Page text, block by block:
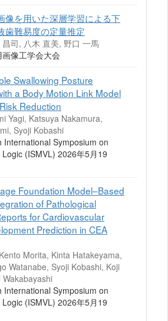
像を用いた深層学習による下
歯難易度の定量推定
司, 八木 直美, 野口 一馬
像工学会大会
Swallowing Posture
a Body Motion Link Model
Reduction
Yagi, Katsuya Nakamura,
Syoji Kobashi
International Symposium on
Logic (ISMVL) 2026年5月19
Foundation Model–Based
of Pathological
for Cardiovascular
Prediction in CEA
Morita, Kinta Hatakeyama,
Watanabe, Syoji Kobashi, Koji
International Symposium on
Logic (ISMVL) 2026年5月19